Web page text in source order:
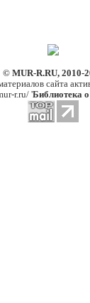
© MUR-R.RU, 2010-
сайта
r.ru/ 'Библиотека